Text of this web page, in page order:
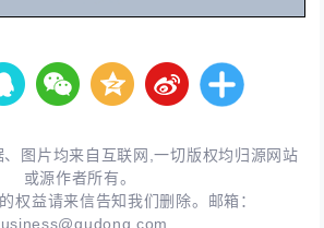
图片均来自互联网,一切版权均归源网站
或源作者所有。
权益请来信告知我们删除。邮箱：